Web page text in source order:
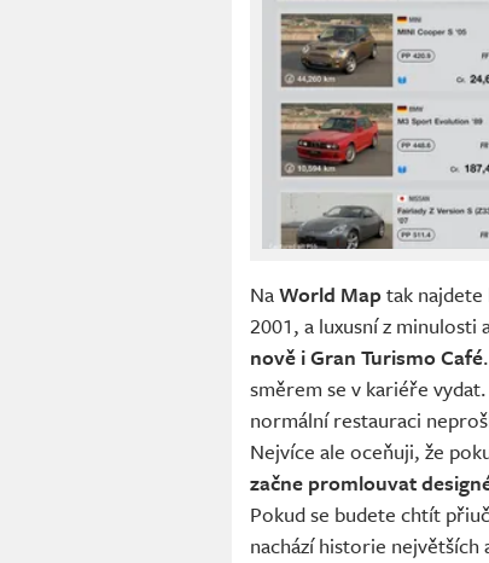
NaWorld Maptak
2001, a luxusní z minulosti
nově i Gran Turismo Café
směrem se v kariéře
normální restauraci
Nejvíce ale oceňuji, že
začne promlouvat
Pokud se budete chtít
nachází historie